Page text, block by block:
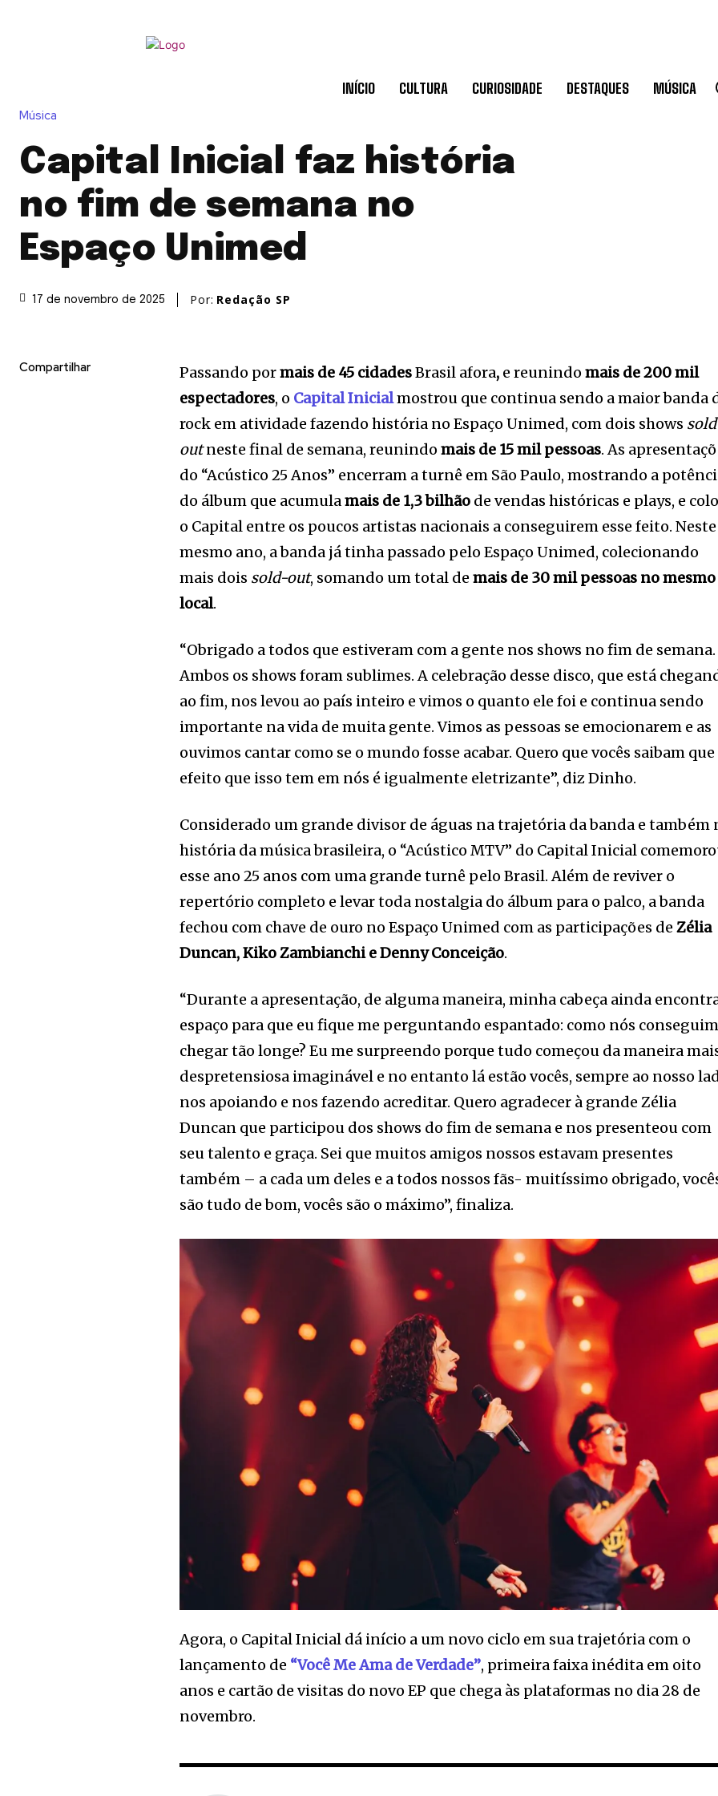
INÍCIO CULTURA CURIOSIDADE DESTAQUES MÚSICA
Música
Capital Inicial faz história
no fim de semana no
Espaço Unimed
17 de novembro de 2025 Por: Redação SP
Compartilhar Passando pormais de 45 cidadesBrasil afora, e reunindomais de 200 mil
espectadores, o Capital Inicialmostrou que continua sendo a maior banda
rock em atividade fazendo história no Espaço Unimed, com dois shows
outneste final de semana, reunindomais de 15 mil pessoas. As
do “Acústico 25 Anos” encerram a turnê em São Paulo, mostrando a
do álbum que acumulamais de 1,3 bilhão de vendas históricas e plays, e
o Capital entre os poucos artistas nacionais a conseguirem esse feito. Neste
mesmo ano, a banda já tinha passado pelo Espaço Unimed, colecionando
mais dois sold-out, somando um total demais de 30 mil pessoas no mesmo
local.
“Obrigado a todos que estiveram com a gente nos shows no fim de semana.
Ambos os shows foram sublimes. A celebração desse disco, que está
ao fim, nos levou ao país inteiro e vimos o quanto ele foi e continua sendo
importante na vida de muita gente. Vimos as pessoas se emocionarem e as
ouvimos cantar como se o mundo fosse acabar. Quero que vocês saibam que
efeito que isso tem em nós é igualmente eletrizante”, diz Dinho.
Considerado um grande divisor de águas na trajetória da banda e também
história da música brasileira, o “Acústico MTV” do Capital Inicial
esse ano 25 anos com uma grande turnê pelo Brasil. Além de reviver o
repertório completo e levar toda nostalgia do álbum para o palco, a banda
fechou com chave de ouro no Espaço Unimed com as participações de Zélia
Duncan, Kiko Zambianchi e Denny Conceição.
“Durante a apresentação, de alguma maneira, minha cabeça ainda
espaço para que eu fique me perguntando espantado: como nós
chegar tão longe? Eu me surpreendo porque tudo começou da maneira
despretensiosa imaginável e no entanto lá estão vocês, sempre ao nosso
nos apoiando e nos fazendo acreditar. Quero agradecer à grande Zélia
Duncan que participou dos shows do fim de semana e nos presenteou com
seu talento e graça. Sei que muitos amigos nossos estavam presentes
também – a cada um deles e a todos nossos fãs- muitíssimo obrigado,
são tudo de bom, vocês são o máximo”, finaliza.
Agora, o Capital Inicial dá início a um novo ciclo em sua trajetória com o
lançamento de “Você Me Ama de Verdade”, primeira faixa inédita em oito
anos e cartão de visitas do novo EP que chega às plataformas no dia 28 de
novembro.